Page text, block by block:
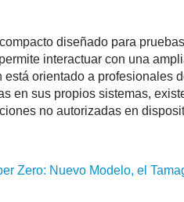
diseñado para
interactuar con una
está orientado a profesionales
en sus propios sistemas,
no autorizadas en
Zero: Nuevo Modelo, el